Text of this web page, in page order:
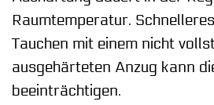
Raumtemperatur. Schnelleres
Tauchen mit einem nicht
ausgehärteten Anzug kann
beeinträchtigen.